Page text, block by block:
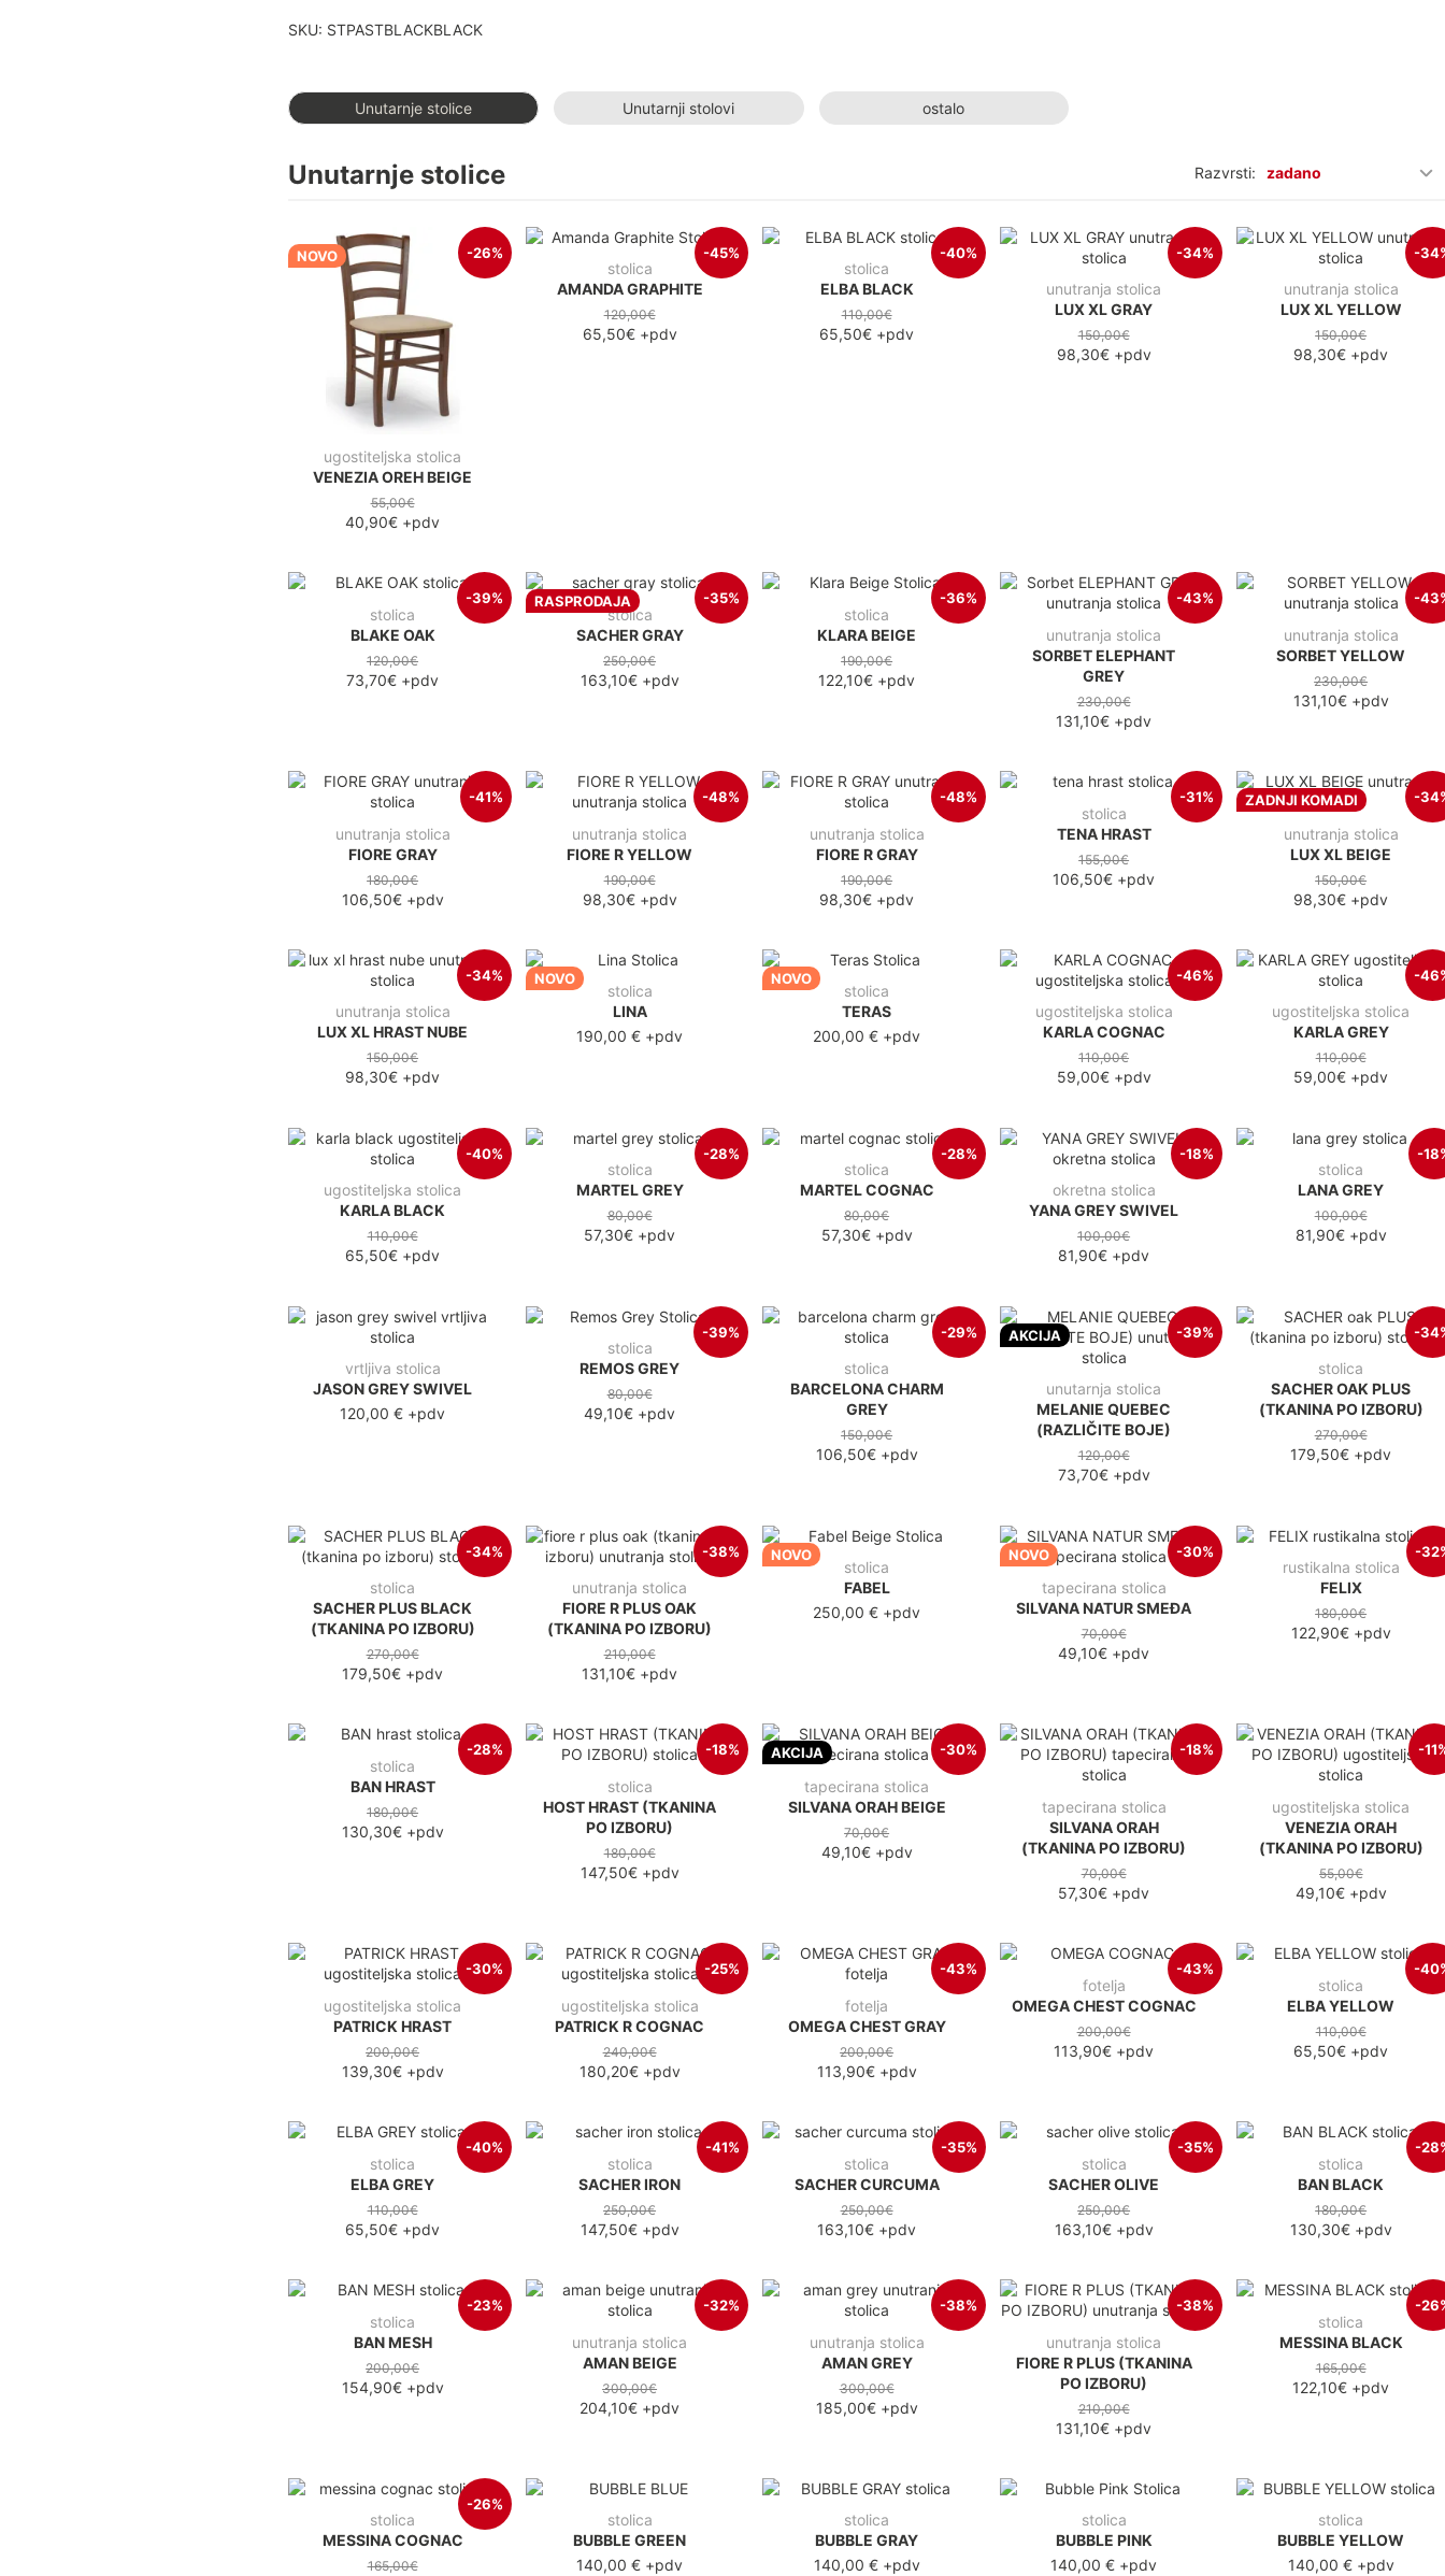
SKU: STPASTBLACKBLACK
Unutarnje stolice Unutarnji stolovi ostalo
Razvrsti: zadano
Unutarnje stolice
NOVO -26%
ugostiteljska stolica
VENEZIA OREH BEIGE
55,00€
40,90€ +pdv
-45%
stolica
AMANDA GRAPHITE
120,00€
65,50€+pdv
-40%
stolica
ELBA BLACK
110,00€
65,50€ +pdv
-34%
unutranja stolica
LUX XL GRAY
150,00€
98,30€+pdv
-
unutranja stolica
LUX XL YELLOW
150,00€
98,30€ +pdv
-39%
stolica
BLAKE OAK
120,00€
73,70€ +pdv
RASPRODAJA -35%
stolica
SACHER GRAY
250,00€
163,10€+pdv
-36%
stolica
KLARA BEIGE
190,00€
122,10€ +pdv
-43%
unutranja stolica
SORBET ELEPHANT
GREY
230,00€
131,10€ +pdv
-
unutranja stolica
SORBET YELLOW
230,00€
131,10€+pdv
-41%
unutranja stolica
FIORE GRAY
180,00€
106,50€+pdv
-48%
unutranja stolica
FIORE R YELLOW
190,00€
98,30€+pdv
-48%
unutranja stolica
FIORE R GRAY
190,00€
98,30€ +pdv
-31%
stolica
TENA HRAST
155,00€
106,50€ +pdv
ZADNJI KOMADI -
unutranja stolica
LUX XL BEIGE
150,00€
98,30€ +pdv
-34%
unutranja stolica
LUX XL HRAST NUBE
150,00€
98,30€ +pdv
NOVO
stolica
LINA
190,00 € +pdv
NOVO
stolica
TERAS
200,00 € +pdv
-46%
ugostiteljska stolica
KARLA COGNAC
110,00€
59,00€+pdv
-
ugostiteljska stolica
KARLA GREY
110,00€
59,00€ +pdv
-40%
ugostiteljska stolica
KARLA BLACK
110,00€
65,50€ +pdv
-28%
stolica
MARTEL GREY
80,00€
57,30€ +pdv
-28%
stolica
MARTEL COGNAC
80,00€
57,30€+pdv
-18%
okretna stolica
YANA GREY SWIVEL
100,00€
81,90€ +pdv
-
stolica
LANA GREY
100,00€
81,90€+pdv
vrtljiva stolica
JASON GREY SWIVEL
120,00 € +pdv
-39%
stolica
REMOS GREY
80,00€
49,10€ +pdv
-29%
stolica
BARCELONA CHARM
GREY
150,00€
106,50€+pdv
AKCIJA -39%
unutarnja stolica
MELANIE QUEBEC
(RAZLIČITE BOJE)
120,00€
73,70€+pdv
-
stolica
SACHER OAK PLUS
(TKANINA PO IZBORU)
270,00€
179,50€ +pdv
-34%
stolica
SACHER PLUS BLACK
(TKANINA PO IZBORU)
270,00€
179,50€ +pdv
-38%
unutranja stolica
FIORE R PLUS OAK
(TKANINA PO IZBORU)
210,00€
131,10€ +pdv
NOVO
stolica
FABEL
250,00 € +pdv
NOVO -30%
tapecirana stolica
SILVANA NATUR SMEĐA
70,00€
49,10€ +pdv
-
rustikalna stolica
FELIX
180,00€
122,90€+pdv
-28%
stolica
BAN HRAST
180,00€
130,30€+pdv
-18%
stolica
HOST HRAST (TKANINA
PO IZBORU)
180,00€
147,50€+pdv
AKCIJA -30%
tapecirana stolica
SILVANA ORAH BEIGE
70,00€
49,10€+pdv
-18%
tapecirana stolica
SILVANA ORAH
(TKANINA PO IZBORU)
70,00€
57,30€ +pdv
-
ugostiteljska stolica
VENEZIA ORAH
(TKANINA PO IZBORU)
55,00€
49,10€+pdv
-30%
ugostiteljska stolica
PATRICK HRAST
200,00€
139,30€+pdv
-25%
ugostiteljska stolica
PATRICK R COGNAC
240,00€
180,20€+pdv
-43%
fotelja
OMEGA CHEST GRAY
200,00€
113,90€+pdv
-43%
fotelja
OMEGA CHEST COGNAC
200,00€
113,90€ +pdv
-
stolica
ELBA YELLOW
110,00€
65,50€ +pdv
-40%
stolica
ELBA GREY
110,00€
65,50€ +pdv
-41%
stolica
SACHER IRON
250,00€
147,50€+pdv
-35%
stolica
SACHER CURCUMA
250,00€
163,10€ +pdv
-35%
stolica
SACHER OLIVE
250,00€
163,10€+pdv
-
stolica
BAN BLACK
180,00€
130,30€+pdv
-23%
stolica
BAN MESH
200,00€
154,90€+pdv
-32%
unutranja stolica
AMAN BEIGE
300,00€
204,10€ +pdv
-38%
unutranja stolica
AMAN GREY
300,00€
185,00€+pdv
-38%
unutranja stolica
FIORE R PLUS (TKANINA
PO IZBORU)
210,00€
131,10€ +pdv
-
stolica
MESSINA BLACK
165,00€
122,10€ +pdv
-26%
stolica
MESSINA COGNAC
165,00€
stolica
BUBBLE GREEN
140,00 € +pdv
stolica
BUBBLE GRAY
140,00 €+pdv
stolica
BUBBLE PINK
140,00 € +pdv
stolica
BUBBLE YELLOW
140,00 €+pdv